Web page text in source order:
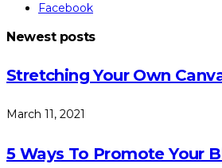
Facebook
Newest posts
Stretching Your Own
March 11, 2021
5 Ways To Promote Your